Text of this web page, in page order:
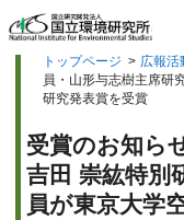
トップページ > 広報活
員・山形与志樹主席研
研究発表賞を受賞
受賞のお知ら
吉田 崇紘特別
員が東京大学